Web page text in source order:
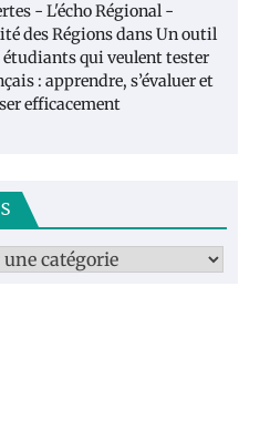
- L'écho Régional -
des RégionsdansUn outil
étudiants qui veulent tester
: apprendre, s’évaluer et
efficacement